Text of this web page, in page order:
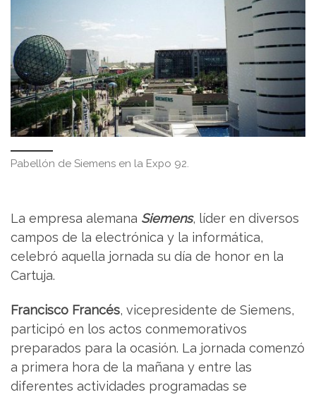
Pabellón de Siemens en la Expo 92.
La empresa alemana Siemens, líder en diversos
campos de la electrónica y la informática,
celebró aquella jornada su día de honor en la
Cartuja.
Francisco Francés, vicepresidente de Siemens,
participó en los actos conmemorativos
preparados para la ocasión. La jornada comenzó
a primera hora de la mañana y entre las
diferentes actividades programadas se